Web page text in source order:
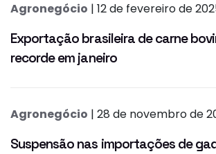
Agronegócio | 12 de fevereiro de
Exportação brasileira de carne
recorde em janeiro
Agronegócio | 28 de novembro de
Suspensão nas importações de